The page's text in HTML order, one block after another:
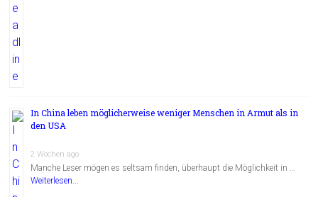
In China leben möglicherweise weniger Menschen in Armut als in
den USA
2 Wochen ago
Manche Leser mögen es seltsam finden, überhaupt die Möglichkeit in …
Weiterlesen...